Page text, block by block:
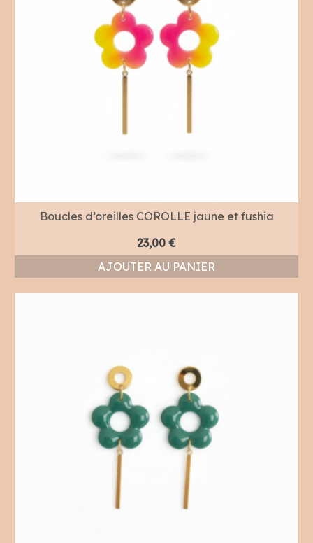
Boucles d’oreilles COROLLE jaune et fushia
23,00 €
AJOUTER AU PANIER